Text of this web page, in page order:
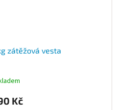
zátěžová vesta
Kč